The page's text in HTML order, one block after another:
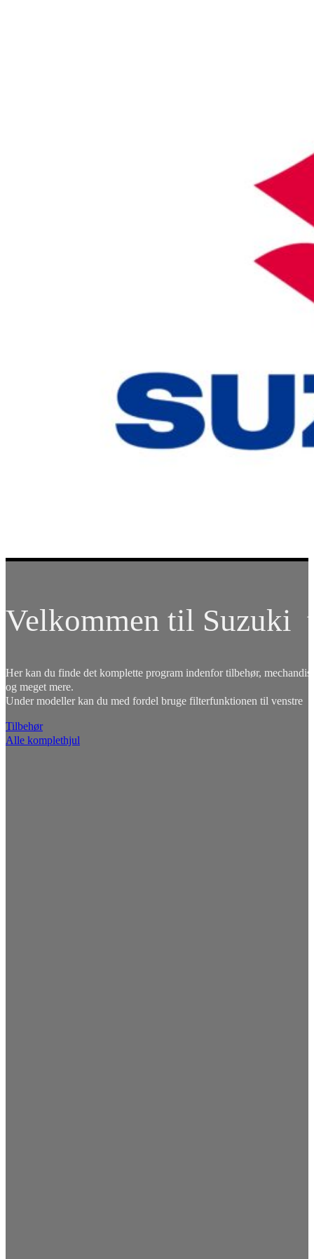
Velkommen til Suzuki
Her kan du finde det komplette program indenfor tilbehør,
og meget mere.
Under modeller kan du med fordel bruge filterfunktionen til venstre
Tilbehør
Alle komplethjul